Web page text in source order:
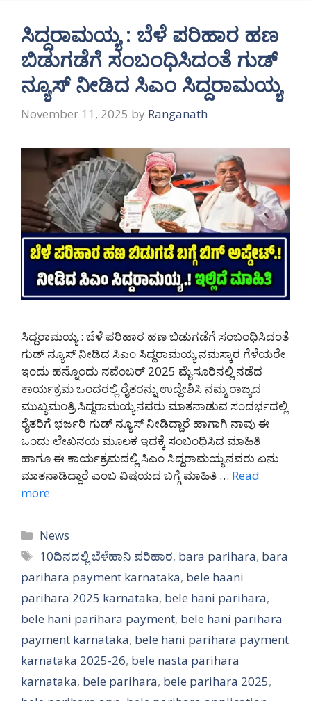
ಸಿದ್ದರಾಮಯ್ಯ : ಬೆಳೆ ಪರಿಹಾರ ಹಣ
ಬಿಡುಗಡೆಗೆ ಸಂಬಂಧಿಸಿದಂತೆ ಗುಡ್
ನ್ಯೂಸ್ ನೀಡಿದ ಸಿಎಂ ಸಿದ್ದರಾಮಯ್ಯ
November 11, 2025 by Ranganath
ಸಿದ್ದರಾಮಯ್ಯ : ಬೆಳೆ ಪರಿಹಾರ ಹಣ ಬಿಡುಗಡೆಗೆ ಸಂಬಂಧಿಸಿದಂತೆ
ಗುಡ್ ನ್ಯೂಸ್ ನೀಡಿದ ಸಿಎಂ ಸಿದ್ದರಾಮಯ್ಯ ನಮಸ್ಕಾರ ಗೆಳೆಯರೇ
ಇಂದು ಹನ್ನೊಂದು ನವೆಂಬರ್ 2025 ಮೈಸೂರಿನಲ್ಲಿ ನಡೆದ
ಕಾರ್ಯಕ್ರಮ ಒಂದರಲ್ಲಿ ರೈತರನ್ನು ಉದ್ದೇಶಿಸಿ ನಮ್ಮ ರಾಜ್ಯದ
ಮುಖ್ಯಮಂತ್ರಿ ಸಿದ್ದರಾಮಯ್ಯನವರು ಮಾತನಾಡುವ ಸಂದರ್ಭದಲ್ಲಿ
ರೈತರಿಗೆ ಭರ್ಜರಿ ಗುಡ್ ನ್ಯೂಸ್ ನೀಡಿದ್ದಾರೆ ಹಾಗಾಗಿ ನಾವು ಈ
ಒಂದು ಲೇಖನಯ ಮೂಲಕ ಇದಕ್ಕೆ ಸಂಬಂಧಿಸಿದ ಮಾಹಿತಿ
ಹಾಗೂ ಈ ಕಾರ್ಯಕ್ರಮದಲ್ಲಿ ಸಿಎಂ ಸಿದ್ದರಾಮಯ್ಯನವರು ಏನು
ಮಾತನಾಡಿದ್ದಾರೆ ಎಂಬ ವಿಷಯದ ಬಗ್ಗೆ ಮಾಹಿತಿ … Read
more
Categories
News
Tags
10ದಿನದಲ್ಲಿ ಬೆಳೆಹಾನಿ ಪರಿಹಾರ, bara parihara, bara
parihara payment karnataka, bele haani
parihara 2025 karnataka, bele hani parihara,
bele hani parihara payment, bele hani parihara
payment karnataka, bele hani parihara payment
karnataka 2025-26, bele nasta parihara
karnataka, bele parihara, bele parihara 2025,